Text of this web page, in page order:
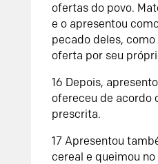
ofertas do povo.
e o apresentou
pecado deles,
oferta por seu
16 Depois,
ofereceu de acordo
prescrita.
17 Apresentou
cereal e queimou